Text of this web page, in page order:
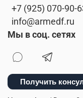
+7 (925) 070-90-
info@armedf.ru
Мы в соц. сетях
Получить